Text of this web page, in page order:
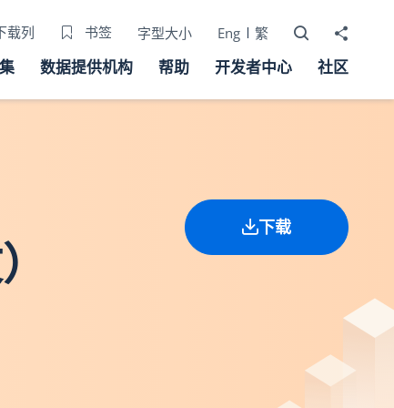
载列 书签 字型大小 Eng 繁 打开搜寻器
分享至
数据提供机构 帮助 开发者中心 社区
下载